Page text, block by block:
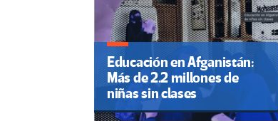
Educación en Afganistán:
Más de 2.2 millones de
niñas sin clases